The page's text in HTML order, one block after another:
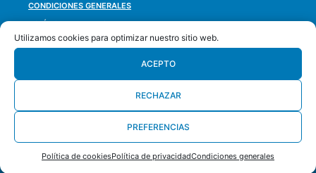
Utilizamos cookies para optimizar nuestro sitio web.
ACEPTO
RECHAZAR
PREFERENCIAS
Política de cookiesPolítica de privacidadCondiciones generales
CONDICIONES GENERALES
POLÍTICA DE PRIVACIDAD
POLÍTICA DE COOKIES
ACCESIBILIDAD
LA OLA BUENA